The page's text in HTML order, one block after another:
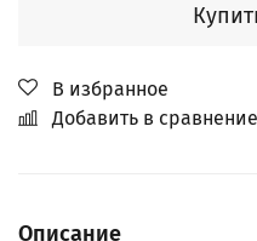
В избранное
Добавить в сравнение
Описание